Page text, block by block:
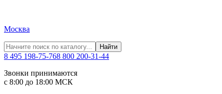
Москва
Найти
8 495 198-75-768 800 200-31-44
Звонки принимаются
с 8:00 до 18:00 МСК